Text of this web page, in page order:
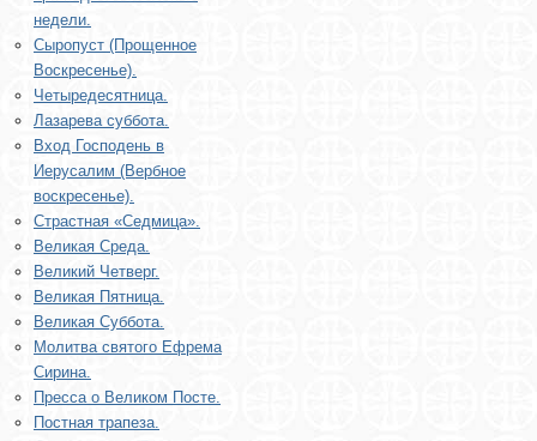
недели.
Сыропуст (Прощенное
Воскресенье).
Четыредесятница.
Лазарева суббота.
Вход Господень в
Иерусалим (Вербное
воскресенье).
Страстная «Седмица».
Великая Среда.
Великий Четверг.
Великая Пятница.
Великая Суббота.
Молитва святого Ефрема
Сирина.
Пресса о Великом Посте.
Постная трапеза.